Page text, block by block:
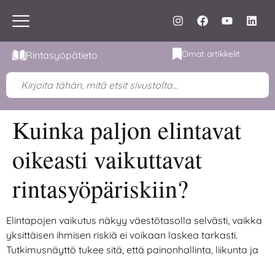
Rintasyöpätieto Omat artikkelit
Kuinka paljon elintavat
oikeasti vaikuttavat
rintasyöpäriskiin?
Elintapojen vaikutus näkyy väestötasolla selvästi, vaikka
yksittäisen ihmisen riskiä ei voikaan laskea tarkasti.
Tutkimusnäyttö tukee sitä, että painonhallinta, liikunta ja